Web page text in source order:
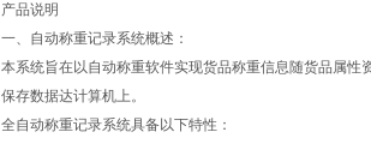
产品说明
一、自动称重记录系统概述：
本系统旨在以自动称重软件实现货品称重信息随货品属
保存数据达计算机上。
全自动称重记录系统具备以下特性：